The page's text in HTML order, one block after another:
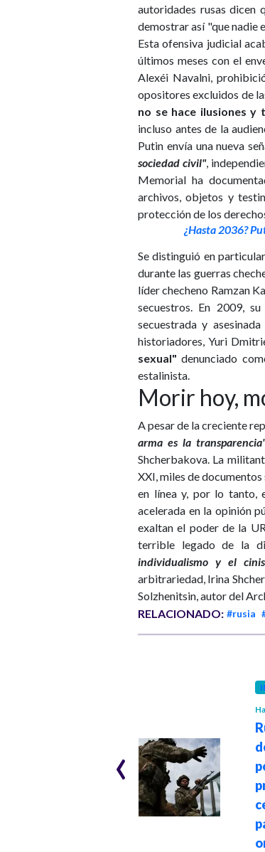
autoridades rusas dicen
demostrar así "que nadie
Esta ofensiva judicial
últimos meses con el
Alexéi Navalni,
opositores excluidos de
no se hace ilusiones y
incluso antes de la
Putin envía una nueva
sociedad civil",
Memorial ha
archivos, objetos y
protección de los
¿Hasta 2036?
Se distinguió en
durante las guerras
líder checheno Ramzan
secuestros. En 2009,
secuestrada y
historiadores, Yuri
sexual" denunciado
estalinista.
Morir hoy,
A pesar de la creciente
arma es la
Shcherbakova. La
XXI, miles de
en línea y, por lo tanto,
acelerada en la opinión
exaltan el poder de la
terrible legado de la
individualismo y el
arbitrariedad, Irina
Solzhenitsin, autor del
RELACIONADO: #rusia
México envía un
‹